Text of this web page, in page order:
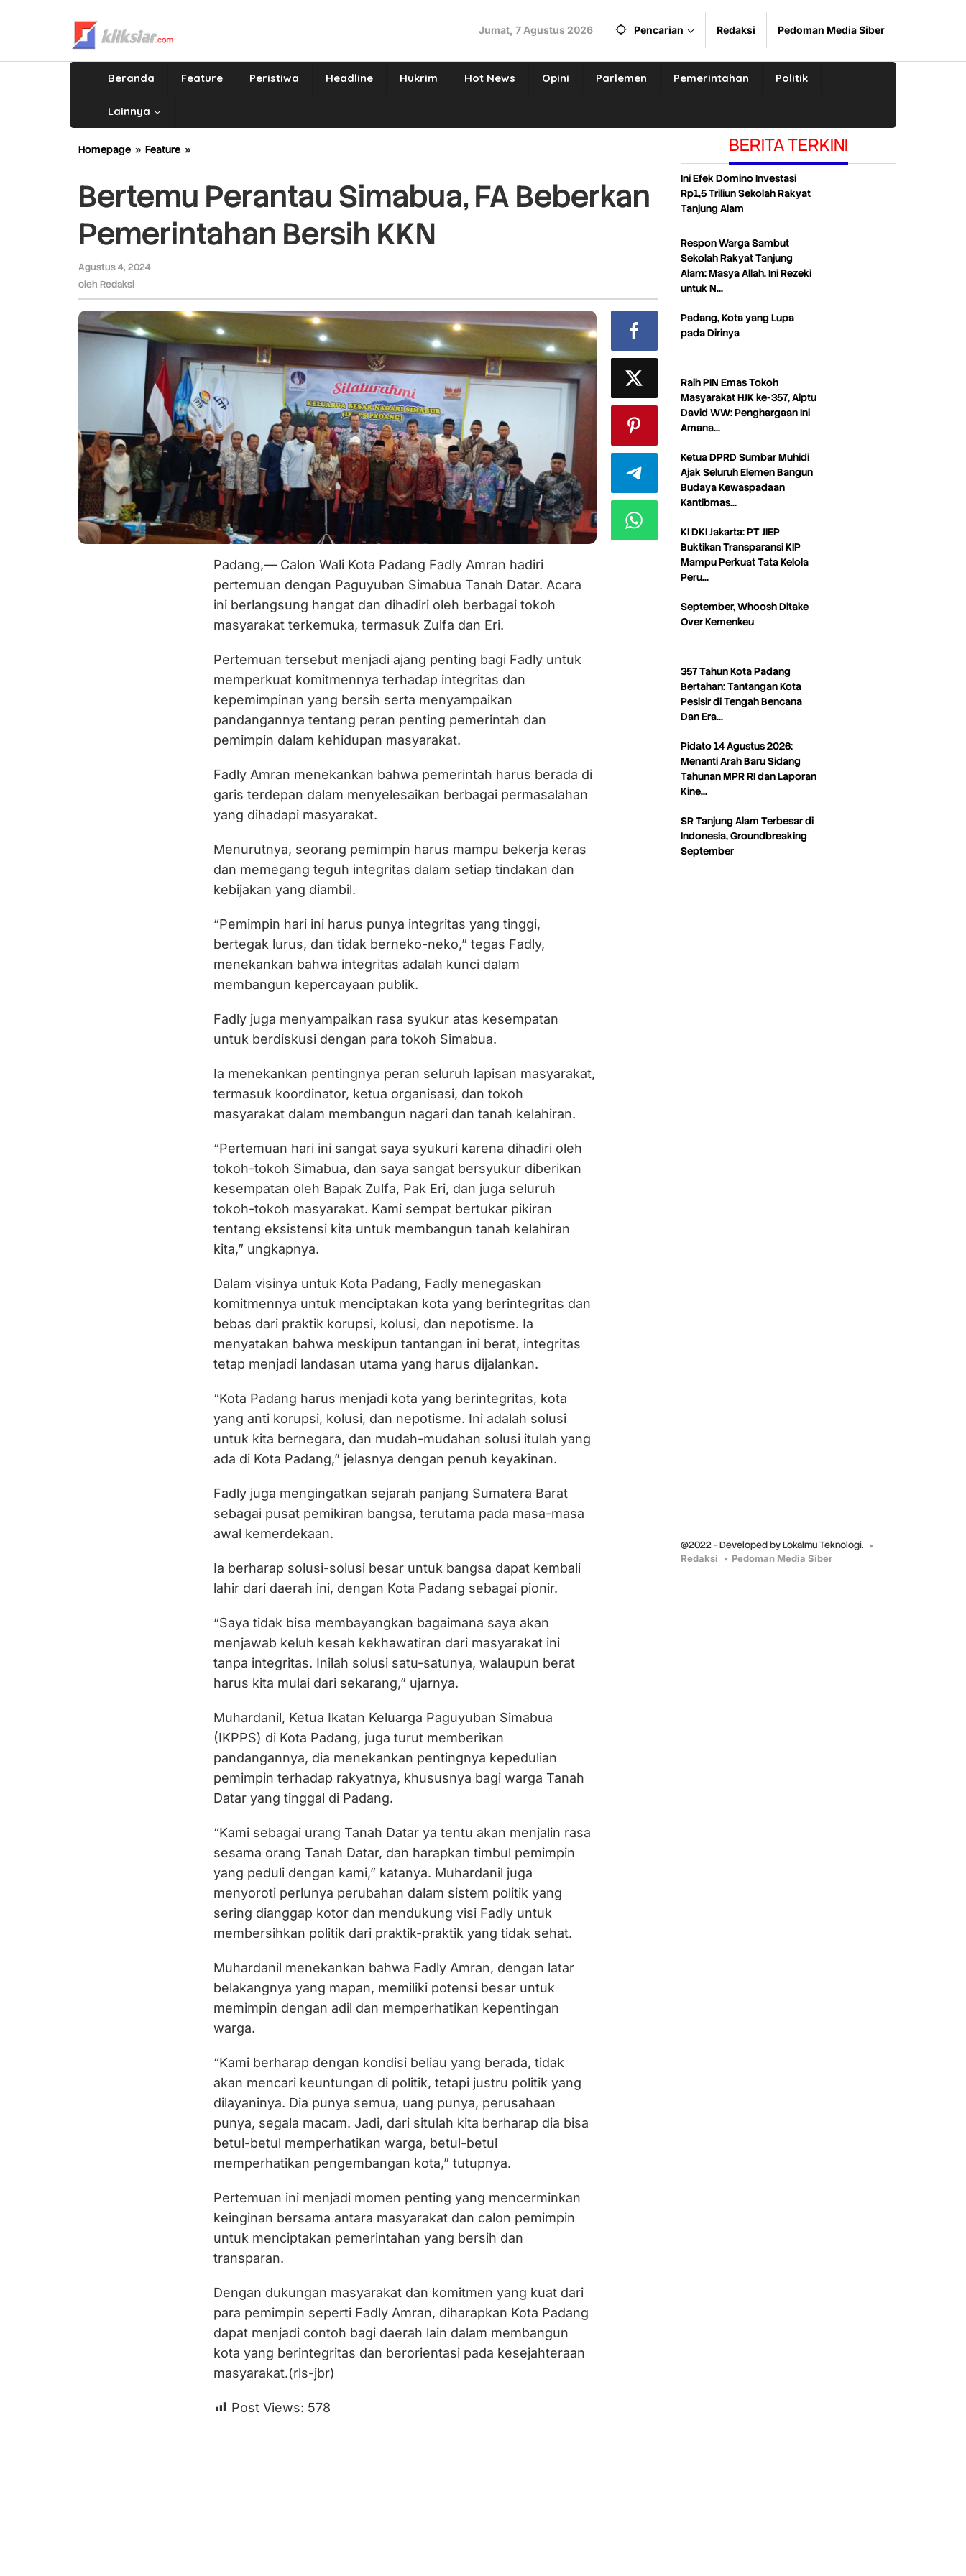
Jumat, 7 Agustus 2026 Pencarian Redaksi Pedoman Media Siber
Beranda Feature Peristiwa Headline Hukrim Hot News Opini Parlemen Pemerintahan Politik
Lainnya
Homepage » Feature »
FA
Beberkan
Pemerintahan
Bersih
Bertemu Perantau Simabua, FA Beberkan
Pemerintahan Bersih KKN
Agustus 4, 2024
oleh Redaksi
Padang,— Calon Wali Kota Padang Fadly Amran hadiri
pertemuan dengan Paguyuban Simabua Tanah Datar. Acara
ini berlangsung hangat dan dihadiri oleh berbagai tokoh
masyarakat terkemuka, termasuk Zulfa dan Eri.
Pertemuan tersebut menjadi ajang penting bagi Fadly untuk
memperkuat komitmennya terhadap integritas dan
kepemimpinan yang bersih serta menyampaikan
pandangannya tentang peran penting pemerintah dan
pemimpin dalam kehidupan masyarakat.
Fadly Amran menekankan bahwa pemerintah harus berada di
garis terdepan dalam menyelesaikan berbagai permasalahan
yang dihadapi masyarakat.
Menurutnya, seorang pemimpin harus mampu bekerja keras
dan memegang teguh integritas dalam setiap tindakan dan
kebijakan yang diambil.
“Pemimpin hari ini harus punya integritas yang tinggi,
bertegak lurus, dan tidak berneko-neko,” tegas Fadly,
menekankan bahwa integritas adalah kunci dalam
membangun kepercayaan publik.
Fadly juga menyampaikan rasa syukur atas kesempatan
untuk berdiskusi dengan para tokoh Simabua.
Ia menekankan pentingnya peran seluruh lapisan masyarakat,
termasuk koordinator, ketua organisasi, dan tokoh
masyarakat dalam membangun nagari dan tanah kelahiran.
“Pertemuan hari ini sangat saya syukuri karena dihadiri oleh
tokoh-tokoh Simabua, dan saya sangat bersyukur diberikan
kesempatan oleh Bapak Zulfa, Pak Eri, dan juga seluruh
tokoh-tokoh masyarakat. Kami sempat bertukar pikiran
tentang eksistensi kita untuk membangun tanah kelahiran
kita,” ungkapnya.
Dalam visinya untuk Kota Padang, Fadly menegaskan
komitmennya untuk menciptakan kota yang berintegritas dan
bebas dari praktik korupsi, kolusi, dan nepotisme. Ia
menyatakan bahwa meskipun tantangan ini berat, integritas
tetap menjadi landasan utama yang harus dijalankan.
“Kota Padang harus menjadi kota yang berintegritas, kota
yang anti korupsi, kolusi, dan nepotisme. Ini adalah solusi
untuk kita bernegara, dan mudah-mudahan solusi itulah yang
ada di Kota Padang,” jelasnya dengan penuh keyakinan.
Fadly juga mengingatkan sejarah panjang Sumatera Barat
sebagai pusat pemikiran bangsa, terutama pada masa-masa
awal kemerdekaan.
Ia berharap solusi-solusi besar untuk bangsa dapat kembali
lahir dari daerah ini, dengan Kota Padang sebagai pionir.
“Saya tidak bisa membayangkan bagaimana saya akan
menjawab keluh kesah kekhawatiran dari masyarakat ini
tanpa integritas. Inilah solusi satu-satunya, walaupun berat
harus kita mulai dari sekarang,” ujarnya.
Muhardanil, Ketua Ikatan Keluarga Paguyuban Simabua
(IKPPS) di Kota Padang, juga turut memberikan
pandangannya, dia menekankan pentingnya kepedulian
pemimpin terhadap rakyatnya, khususnya bagi warga Tanah
Datar yang tinggal di Padang.
“Kami sebagai urang Tanah Datar ya tentu akan menjalin rasa
sesama orang Tanah Datar, dan harapkan timbul pemimpin
yang peduli dengan kami,” katanya. Muhardanil juga
menyoroti perlunya perubahan dalam sistem politik yang
sering dianggap kotor dan mendukung visi Fadly untuk
membersihkan politik dari praktik-praktik yang tidak sehat.
Muhardanil menekankan bahwa Fadly Amran, dengan latar
belakangnya yang mapan, memiliki potensi besar untuk
memimpin dengan adil dan memperhatikan kepentingan
warga.
“Kami berharap dengan kondisi beliau yang berada, tidak
akan mencari keuntungan di politik, tetapi justru politik yang
dilayaninya. Dia punya semua, uang punya, perusahaan
punya, segala macam. Jadi, dari situlah kita berharap dia bisa
betul-betul memperhatikan warga, betul-betul
memperhatikan pengembangan kota,” tutupnya.
Pertemuan ini menjadi momen penting yang mencerminkan
keinginan bersama antara masyarakat dan calon pemimpin
untuk menciptakan pemerintahan yang bersih dan
transparan.
Dengan dukungan masyarakat dan komitmen yang kuat dari
para pemimpin seperti Fadly Amran, diharapkan Kota Padang
dapat menjadi contoh bagi daerah lain dalam membangun
kota yang berintegritas dan berorientasi pada kesejahteraan
masyarakat.(rls-jbr)
Post Views: 578
BERITA TERKINI
Ini Efek Domino Investasi
Rp1,5 Triliun Sekolah Rakyat
Tanjung Alam
Respon Warga Sambut
Sekolah Rakyat Tanjung
Alam: Masya Allah, Ini Rezeki
untuk N…
Padang, Kota yang Lupa
pada Dirinya
Raih PIN Emas Tokoh
Masyarakat HJK ke-357, Aiptu
David WW: Penghargaan Ini
Amana…
Ketua DPRD Sumbar Muhidi
Ajak Seluruh Elemen Bangun
Budaya Kewaspadaan
Kantibmas…
KI DKI Jakarta: PT JIEP
Buktikan Transparansi KIP
Mampu Perkuat Tata Kelola
Peru…
September, Whoosh Ditake
Over Kemenkeu
357 Tahun Kota Padang
Bertahan: Tantangan Kota
Pesisir di Tengah Bencana
Dan Era…
Pidato 14 Agustus 2026:
Menanti Arah Baru Sidang
Tahunan MPR RI dan Laporan
Kine…
SR Tanjung Alam Terbesar di
Indonesia, Groundbreaking
September
@2022 - Developed by Lokalmu Teknologi.
Redaksi Pedoman Media Siber